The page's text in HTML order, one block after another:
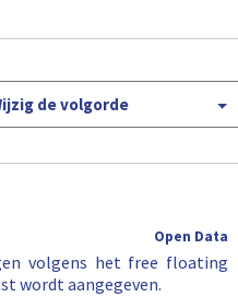
de volgorde
Open Data
volgens het free floating
wordt aangegeven.